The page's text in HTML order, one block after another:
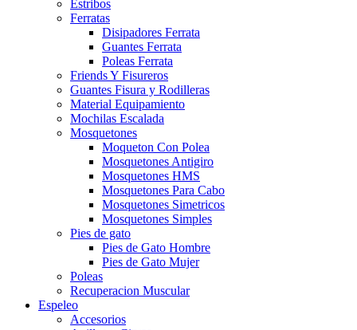
Estribos
Ferratas
Disipadores Ferrata
Guantes Ferrata
Poleas Ferrata
Friends Y Fisureros
Guantes Fisura y Rodilleras
Material Equipamiento
Mochilas Escalada
Mosquetones
Moqueton Con Polea
Mosquetones Antigiro
Mosquetones HMS
Mosquetones Para Cabo
Mosquetones Simetricos
Mosquetones Simples
Pies de gato
Pies de Gato Hombre
Pies de Gato Mujer
Poleas
Recuperacion Muscular
Espeleo
Accesorios